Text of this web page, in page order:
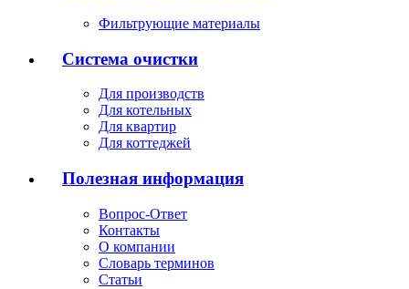
Фильтрующие материалы
Система очистки
Для производств
Для котельных
Для квартир
Для коттеджей
Полезная информация
Вопрос-Ответ
Контакты
О компании
Словарь терминов
Статьи